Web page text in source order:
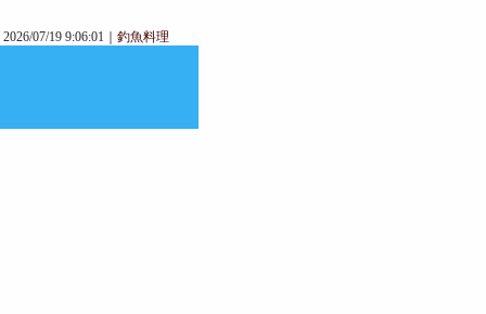
2026/07/19 9:06:01｜ 釣魚料理